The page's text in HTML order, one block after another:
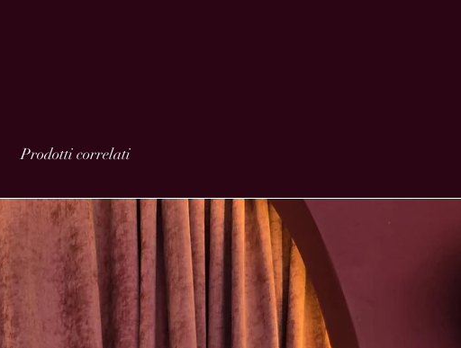
Prodotti correlati